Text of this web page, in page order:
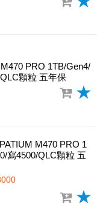
PRO 1TB/Gen4/
顆粒 五年保
M470 PRO 1
寫4500/QLC顆粒 五